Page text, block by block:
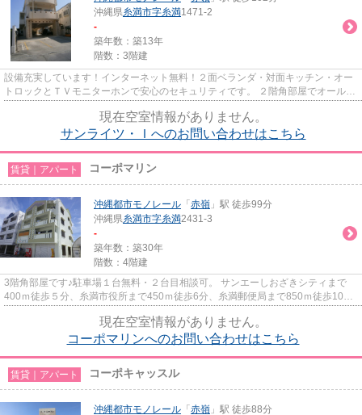
沖縄県糸満市字糸満1471-2
-
築年数：築13年
階数：3階建
設備充実しています！インターネット無料！２面ベランダ・対面キッチン・オー
トロックとＴＶモニターホンで安心のセキュリティです。 ２階角部屋でオールフ
現在空室情報がありません。
サンライツ・Ｉへのお問い合わせはこちら
賃貸｜アパート コーポマリン
沖縄都市モノレール 「 赤嶺 」駅 徒歩99分
沖縄県糸満市字糸満2431-3
-
築年数：築30年
階数：4階建
3階角部屋です♪駐車場１台無料・２台目相談可。 サンエーしおざきシティまで
400ｍ徒歩５分、糸満市役所まで450ｍ徒歩6分、糸満郵便局まで850ｍ徒歩10分
現在空室情報がありません。
コーポマリンへのお問い合わせはこちら
賃貸｜アパート コーポキャッスル
沖縄都市モノレール 「 赤嶺 」駅 徒歩88分